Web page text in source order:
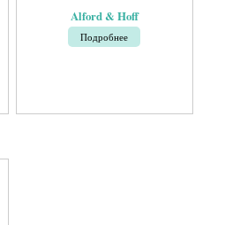
Alford & Hoff
Подробнее